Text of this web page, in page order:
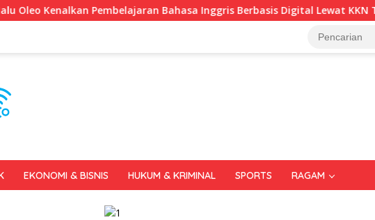
Bahasa Inggris Berbasis Digital Lewat KKN Tematik di Desa Alebo
EKONOMI & BISNIS HUKUM & KRIMINAL SPORTS RAGAM